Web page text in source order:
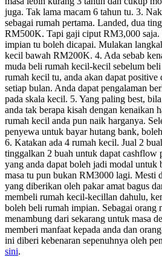
juga. Tak lama macam 6 tahun tu. 3.
sebagai rumah pertama. Landed, dua
RM500K. Tapi gaji ciput RM3,000 saja.
impian tu boleh dicapai. Mulakan
kecil bawah RM200K. 4. Ada sebab
muda beli rumah kecil-kecil sebelum
rumah kecil tu, anda akan dapat positive
setiap bulan. Anda dapat pengalaman
pada skala kecil. 5. Yang paling best,
anda tak berapa kisah dengan kenaikan
rumah kecil anda pun naik harganya.
penyewa untuk bayar hutang bank,
6. Katakan ada 4 rumah kecil. Jual 2
tinggalkan 2 buah untuk dapat cashflow
yang anda dapat boleh jadi modal untuk
masa tu pun bukan RM3000 lagi. Mesti
yang diberikan oleh pakar amat bagus
membeli rumah kecil-kecillan dahulu,
boleh beli rumah impian. Sebagai orang
menambung dari sekarang untuk masa
memberi manfaat kepada anda dan
ini diberi kebenaran sepenuhnya oleh
sini.